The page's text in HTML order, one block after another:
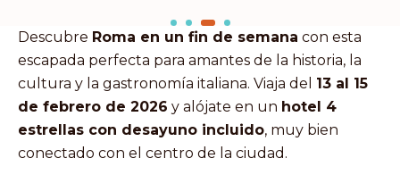
Descubre Roma en un fin de semana con esta
escapada perfecta para amantes de la historia, la
cultura y la gastronomía italiana. Viaja del 13 al 15
de febrero de 2026 y alójate en un hotel 4
estrellas con desayuno incluido, muy bien
conectado con el centro de la ciudad.